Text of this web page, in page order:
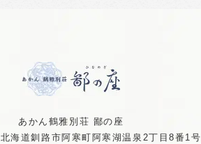
あかん鶴雅別荘 鄙の座
北海道釧路市阿寒町阿寒湖温泉2丁目8番1号